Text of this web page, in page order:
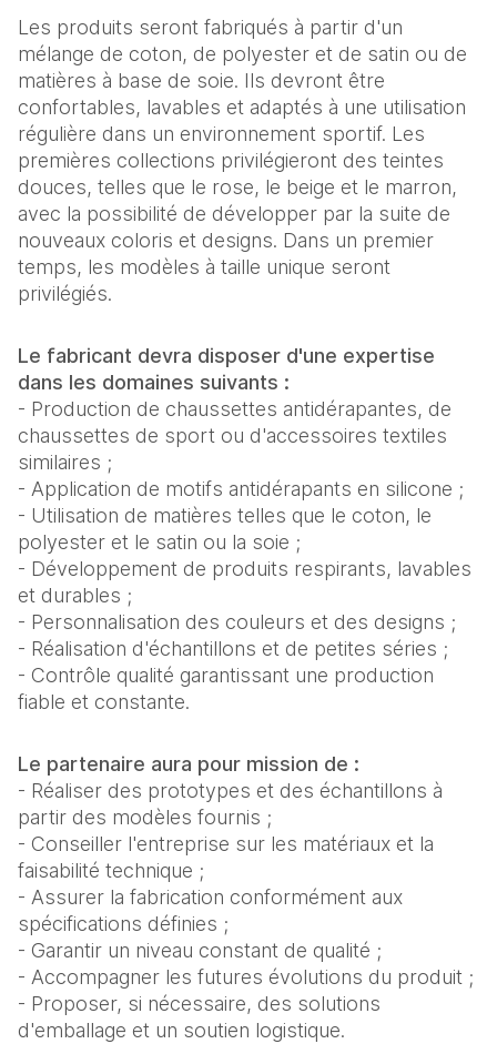
Les produits seront fabriqués à partir d'un
mélange de coton, de polyester et de satin ou de
matières à base de soie. Ils devront être
confortables, lavables et adaptés à une utilisation
régulière dans un environnement sportif. Les
premières collections privilégieront des teintes
douces, telles que le rose, le beige et le marron,
avec la possibilité de développer par la suite de
nouveaux coloris et designs. Dans un premier
temps, les modèles à taille unique seront
privilégiés.
Le fabricant devra disposer d'une expertise
dans les domaines suivants :
- Production de chaussettes antidérapantes, de
chaussettes de sport ou d'accessoires textiles
similaires ;
- Application de motifs antidérapants en silicone ;
- Utilisation de matières telles que le coton, le
polyester et le satin ou la soie ;
- Développement de produits respirants, lavables
et durables ;
- Personnalisation des couleurs et des designs ;
- Réalisation d'échantillons et de petites séries ;
- Contrôle qualité garantissant une production
fiable et constante.
Le partenaire aura pour mission de :
- Réaliser des prototypes et des échantillons à
partir des modèles fournis ;
- Conseiller l'entreprise sur les matériaux et la
faisabilité technique ;
- Assurer la fabrication conformément aux
spécifications définies ;
- Garantir un niveau constant de qualité ;
- Accompagner les futures évolutions du produit ;
- Proposer, si nécessaire, des solutions
d'emballage et un soutien logistique.